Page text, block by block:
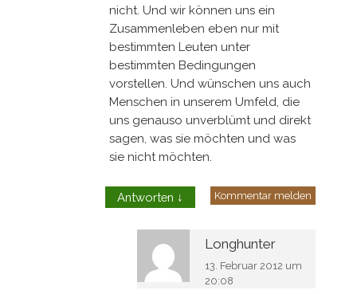
nicht. Und wir können uns ein
Zusammenleben eben nur mit
bestimmten Leuten unter
bestimmten Bedingungen
vorstellen. Und wünschen uns auch
Menschen in unserem Umfeld, die
uns genauso unverblümt und direkt
sagen, was sie möchten und was
sie nicht möchten.
Antworten ↓ Kommentar melden
Longhunter
13. Februar 2012 um
20:08